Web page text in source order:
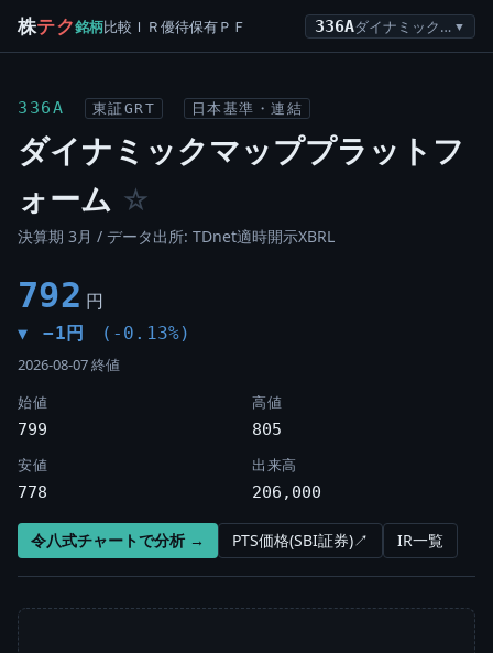
株テク銘柄比較 ＩＲ優待保有ＰＦ 336A ダイナミックマッププラットフォーム ▼
336A 東証GRT 日本基準・連結
ダイナミックマッププラットフ
ォーム ☆
決算期 3月 / データ出所: TDnet適時開示XBRL
792 円
▼ −1円 (-0.13%)
2026-08-07 終値
始値
799
高値
805
安値
778
出来高
206,000
令八式チャートで分析 → PTS価格(SBI証券)↗ IR一覧